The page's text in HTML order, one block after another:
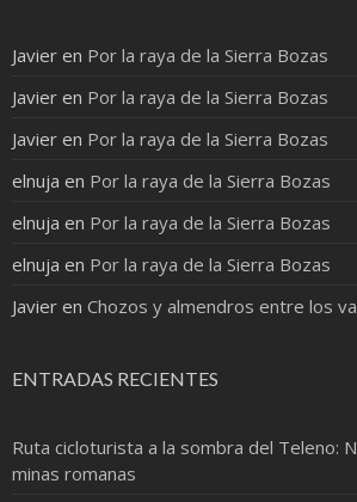
Javier en Por la raya de la Sierra Bozas
Javier en Por la raya de la Sierra Bozas
Javier en Por la raya de la Sierra Bozas
elnuja en Por la raya de la Sierra Bozas
elnuja en Por la raya de la Sierra Bozas
elnuja en Por la raya de la Sierra Bozas
Javier en Chozos y almendros entre los
ENTRADAS RECIENTES
Ruta cicloturista a la sombra del Teleno:
minas romanas